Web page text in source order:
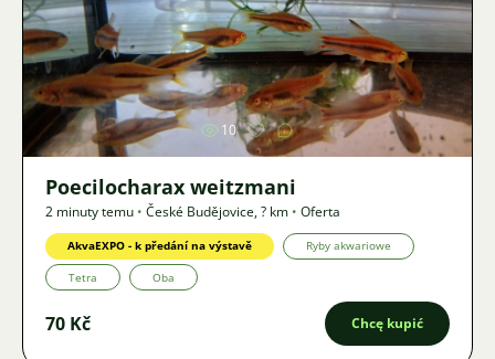
Zdjęcie
10
Poecilocharax weitzmani
2 minuty temu • České Budějovice,? km • Oferta
AkvaEXPO - k předání na výstavě Ryby akwariowe
Tetra Oba
70 Kč Chcę kupić